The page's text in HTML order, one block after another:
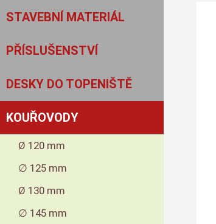
STAVEBNÍ MATERIÁL
PŘÍSLUŠENSTVÍ
DESKY DO TOPENIŠTĚ
KOUŘOVODY
Ø 120 mm
∅ 125 mm
Ø 130 mm
∅ 145 mm